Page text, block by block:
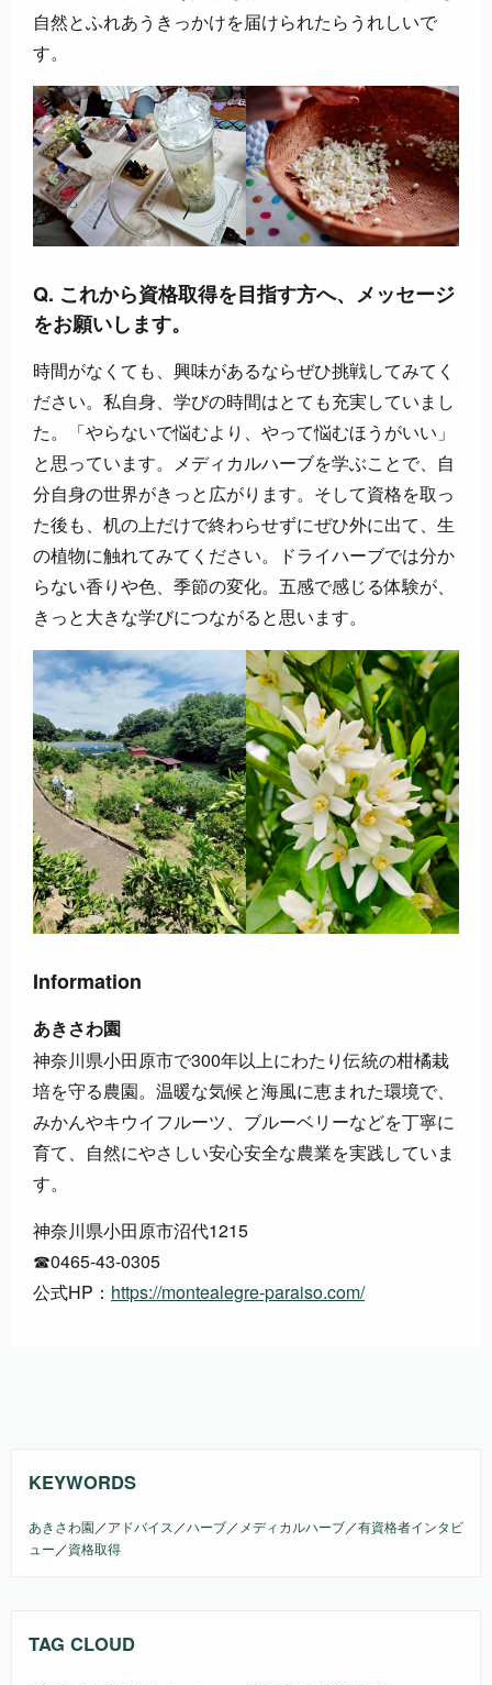
自然とふれあうきっかけを届けられたらうれしいで
す。
Q. これから資格取得を目指す方へ、メッセージ
をお願いします。
時間がなくても、興味があるならぜひ挑戦してみてく
ださい。私自身、学びの時間はとても充実していまし
た。「やらないで悩むより、やって悩むほうがいい」
と思っています。メディカルハーブを学ぶことで、自
分自身の世界がきっと広がります。そして資格を取っ
た後も、机の上だけで終わらせずにぜひ外に出て、生
の植物に触れてみてください。ドライハーブでは分か
らない香りや色、季節の変化。五感で感じる体験が、
きっと大きな学びにつながると思います。
Information
あきさわ園
神奈川県小田原市で300年以上にわたり伝統の柑橘栽
培を守る農園。温暖な気候と海風に恵まれた環境で、
みかんやキウイフルーツ、ブルーベリーなどを丁寧に
育て、自然にやさしい安心安全な農業を実践していま
す。
神奈川県小田原市沼代1215
☎︎0465-43-0305
公式HP： https://montealegre-paraiso.com/
KEYWORDS
あきさわ園 ／アドバイス ／ハーブ／ メディカルハーブ／有資格者インタビ
ュー ／資格取得
TAG CLOUD